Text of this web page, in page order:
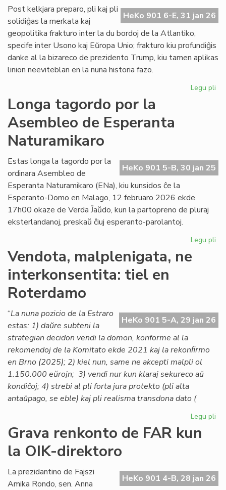
ĉe
HeKo 901 6-E, 31 jan 26
Post kelkjara preparo, pli kaj pli
solidiĝas la merkata kaj
geopolitika frakturo inter la du bordoj de la Atlantiko,
specife inter Usono kaj Eŭropa Unio; frakturo kiu profundiĝis
danke al la bizareco de prezidento Trump, kiu tamen aplikas
linion neeviteblan en la nuna historia fazo.
Legu pli
ĉe
Longa tagordo por la
Asembleo de Esperanta
Naturamikaro
HeKo 901 5-B, 30 jan 25
Estas longa la tagordo por la
ordinara Asembleo de
Esperanta Naturamikaro (ENa), kiu kunsidos ĉe la
Esperanto-Domo en Malago, 12 februaro 2026 ekde
17h00 okaze de Verda Ĵaŭdo, kun la partopreno de pluraj
eksterlandanoj, preskaŭ ĉiuj esperanto-parolantoj.
Legu pli
Vendota, malplenigata, ne
interkonsentita: tiel en
Roterdamo
HeKo 901 5-A, 29 jan 26
“La nuna pozicio de la Estraro
estas: 1) daŭre subteni la
strategian decidon vendi la domon, konforme al la
rekomendoj de la Komitato ekde 2021 kaj la rekonﬁrmo
en Brno (2025); 2) kiel nun, same ne akcepti malpli ol
1.150.000 eŭrojn; 3) vendi nur kun klaraj sekureco aŭ
kondiĉoj; 4) strebi al pli forta jura protekto (pli alta
antaŭpago, se eble) kaj pli realisma transdona dato (
Legu pli
tiel
Grava renkonto de FAR kun
la OIK-direktoro
HeKo 901 4-B, 28 jan 26
La prezidantino de Fajszi
Amika Rondo, sen. Anna